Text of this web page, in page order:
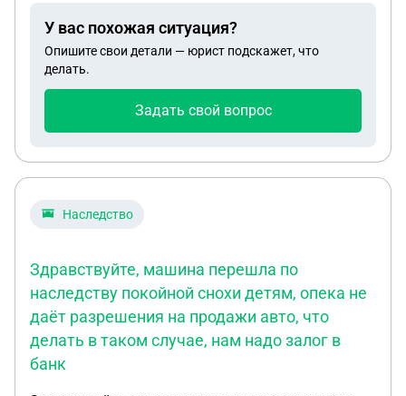
приставам, так как просто так к ним не попасть, и
22 апреля попадает к приставу которой дали
наше судебное дело,хотели показать квитанции и
стала и послала нас в ЖКХ. Придя туда нам
отмену. 23 апреля нам пристав отменяет все
но на следующий день в гос услугах у меня
рублей, потом за 2 исполнительных листов
исчезают, а за 2 4000 рублей остаются. Заявление
старшему приставу об отказе платить, так как
была отмена и долг выплачен раньше
выписанных исполнительных листов приставом,
У вас похожая ситуация?
Опишите свои детали — юрист подскажет, что
делать.
Задать свой вопрос
Наследство
Здравствуйте, машина перешла по
наследству покойной снохи детям, опека не
даёт разрешения на продажи авто, что
делать в таком случае, нам надо залог в
банк